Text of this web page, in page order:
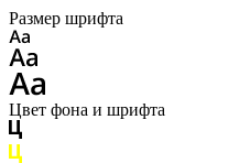
Размер шрифта
Цвет фона и шрифта